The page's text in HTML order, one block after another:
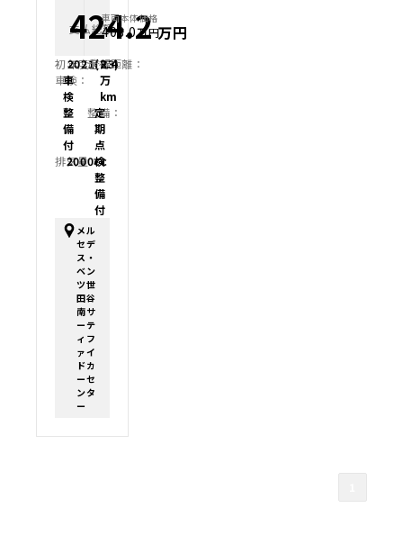
支払総額
424.2 万円
車両本体価格
408.0万円
初年度登録：
2021(R3)
車検：
車
検
整
備
付
排気量：
2000cc
走行距離：
2.4
万
km
整備：
定
期
点
検
整
備
付
メル
セデ
ス・
ベン
ツ世
田谷
南サ
ーテ
ィフ
ァイ
ドカ
ーセ
ンタ
ー